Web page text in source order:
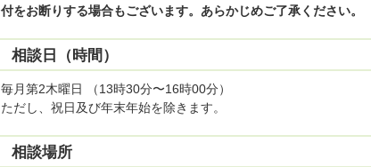
付をお断りする場合もございます。あらかじめご了承ください。
相談日（時間）
毎月第2木曜日 （13時30分〜16時00分）
ただし、祝日及び年末年始を除きます。
相談場所